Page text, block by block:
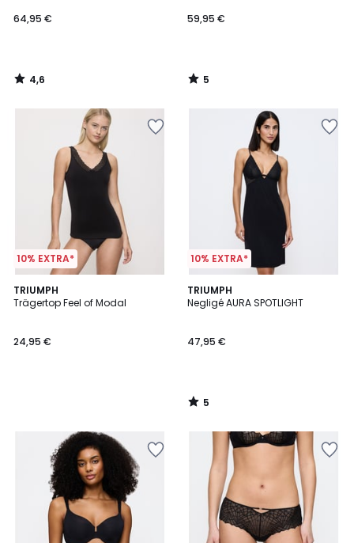
64,95 €
4,6
/
59,95 €
5
/
10% EXTRA*
TRIUMPH
Trägertop Feel of Modal
24,95 €
10% EXTRA*
TRIUMPH
Negligé AURA SPOTLIGHT
47,95 €
5
/
5
/